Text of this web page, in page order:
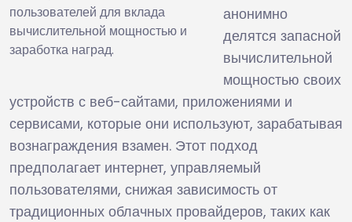
пользователей для вклада
вычислительной мощностью и
заработка наград.
анонимно
делятся запасной
вычислительной
мощностью своих
устройств с веб-сайтами, приложениями и
сервисами, которые они используют, зарабатывая
вознаграждения взамен. Этот подход
предполагает интернет, управляемый
пользователями, снижая зависимость от
традиционных облачных провайдеров, таких как